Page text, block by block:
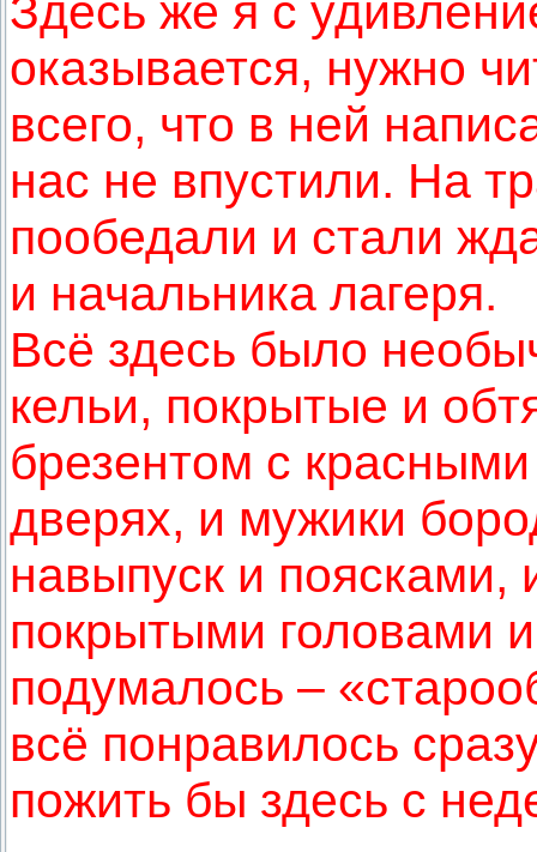
Здесь же я с
оказывается, нужно
всего, что в ней
нас не впустили. На
пообедали и стали
и начальника лагеря.
Всё здесь было
кельи, покрытые и
брезентом с
дверях, и мужики
навыпуск и
покрытыми головами
подумалось –
всё понравилось
пожить бы здесь с